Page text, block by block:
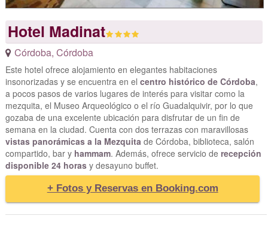
Hotel Madinat
Córdoba, Córdoba
Este hotel ofrece alojamiento en elegantes habitaciones
insonorizadas y se encuentra en el centro histórico de Córdoba,
a pocos pasos de varios lugares de interés para visitar como la
mezquita, el Museo Arqueológico o el río Guadalquivir, por lo que
gozaba de una excelente ubicación para disfrutar de un fin de
semana en la ciudad. Cuenta con dos terrazas con maravillosas
vistas panorámicas a la Mezquita de Córdoba, biblioteca, salón
compartido, bar y hammam. Además, ofrece servicio de recepción
disponible 24 horasy desayuno buffet.
+ Fotos y Reservas en Booking.com